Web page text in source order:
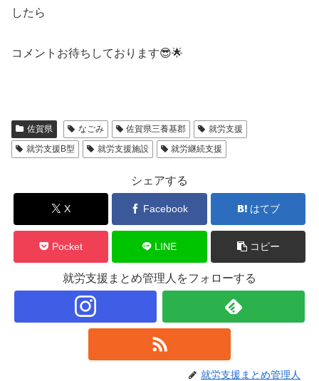
したら
コメントお待ちしております😎🌟
佐賀県 なごみ 佐賀県三養基郡
就労支援
就労支援B型
就労支援施設 就労継続支援
シェアする
X Facebook はてブ
Pocket LINE コピー
就労支援まとめ管理人をフォローする
就労支援まとめ管理人